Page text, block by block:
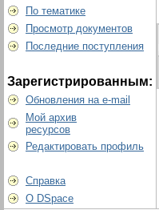
По тематике
Просмотр документов
Последние поступления
Зарегистрированным:
Обновления на e-mail
Мой архив
ресурсов
Редактировать профиль
Справка
О DSpace